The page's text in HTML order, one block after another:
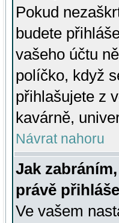
Pokud
budete
vašeho účtu
políčko, když
přihlašujete z
kavárně,
Návrat nahoru
Jak
právě
Ve vašem